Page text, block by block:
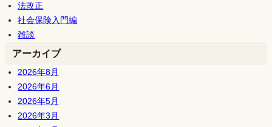
法改正
社会保険入門編
雑談
アーカイブ
2026年8月
2026年6月
2026年5月
2026年3月